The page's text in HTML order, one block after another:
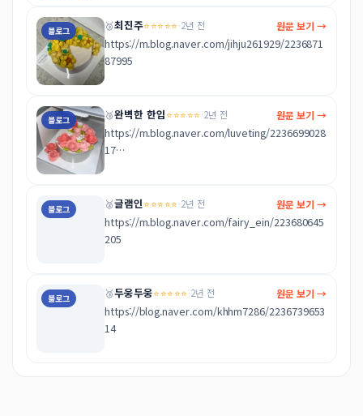
블로그 🥉최진주⭐⭐⭐⭐⭐·2년 전 원문 보기 →
https://m.blog.naver.com/jihju261929/2236871
87995
블로그 🥉완벽한 한입⭐⭐⭐⭐⭐·2년 전 원문 보기 →
https://m.blog.naver.com/luveting/2236699028
17
블로그 🥈글램인⭐⭐⭐⭐⭐·2년 전 원문 보기 →
https://m.blog.naver.com/fairy_ein/223680645
205
블로그 🥉두웅두웅⭐⭐⭐⭐⭐·2년 전 원문 보기 →
https://blog.naver.com/khhm7286/2236739653
14